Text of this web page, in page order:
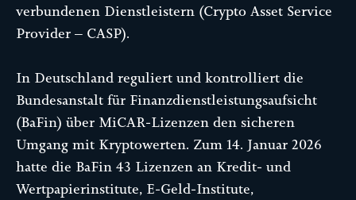
verbundenen Dienstleistern (Crypto Asset Service
Provider – CASP).
In Deutschland reguliert und kontrolliert die
Bundesanstalt für Finanzdienstleistungsaufsicht
(BaFin) über MiCAR-Lizenzen den sicheren
Umgang mit Kryptowerten. Zum 14. Januar 2026
hatte die BaFin 43 Lizenzen an Kredit- und
Wertpapierinstitute, E-Geld-Institute,